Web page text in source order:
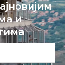
и